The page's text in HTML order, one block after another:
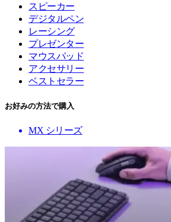
スピーカー
デジタルペン
レーシング
プレゼンター
マウスパッド
アクセサリー
ベストセラー
お好みの方法で購入
MX シリーズ